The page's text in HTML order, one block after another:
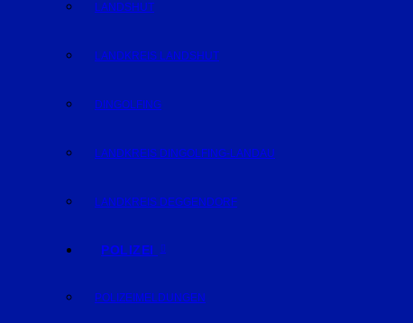
LANDSHUT
LANDKREIS LANDSHUT
DINGOLFING
LANDKREIS DINGOLFING-LANDAU
LANDKREIS DEGGENDORF
POLIZEI
POLIZEIMELDUNGEN